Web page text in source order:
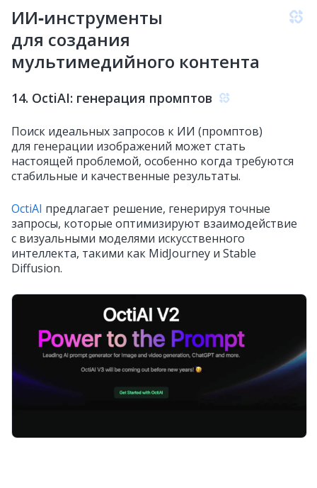
ИИ‑инструменты
для создания
мультимедийного контента
14. OctiAI: генерация промптов
Поиск идеальных запросов к ИИ (промптов)
для генерации изображений может стать
настоящей проблемой, особенно когда требуются
стабильные и качественные результаты.
OctiAI предлагает решение, генерируя точные
запросы, которые оптимизируют взаимодействие
с визуальными моделями искусственного
интеллекта, такими как MidJourney и Stable
Diffusion.